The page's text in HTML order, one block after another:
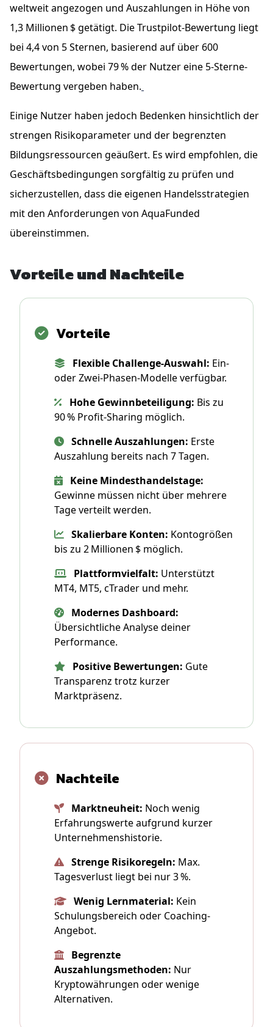
weltweit angezogen und Auszahlungen in Höhe von
1,3 Millionen $ getätigt. Die Trustpilot-Bewertung liegt
bei 4,4 von 5 Sternen, basierend auf über 600
Bewertungen, wobei 79 % der Nutzer eine 5-Sterne-
Bewertung vergeben haben.
Einige Nutzer haben jedoch Bedenken hinsichtlich der
strengen Risikoparameter und der begrenzten
Bildungsressourcen geäußert. Es wird empfohlen, die
Geschäftsbedingungen sorgfältig zu prüfen und
sicherzustellen, dass die eigenen Handelsstrategien
mit den Anforderungen von AquaFunded
übereinstimmen.
Vorteile und Nachteile
Vorteile
Flexible Challenge-Auswahl: Ein-
oder Zwei-Phasen-Modelle verfügbar.
Hohe Gewinnbeteiligung: Bis zu
90 % Profit-Sharing möglich.
Schnelle Auszahlungen: Erste
Auszahlung bereits nach 7 Tagen.
Keine Mindesthandelstage:
Gewinne müssen nicht über mehrere
Tage verteilt werden.
Skalierbare Konten: Kontogrößen
bis zu 2 Millionen $ möglich.
Plattformvielfalt: Unterstützt
MT4, MT5, cTrader und mehr.
Modernes Dashboard:
Übersichtliche Analyse deiner
Performance.
Positive Bewertungen: Gute
Transparenz trotz kurzer
Marktpräsenz.
Nachteile
Marktneuheit: Noch wenig
Erfahrungswerte aufgrund kurzer
Unternehmenshistorie.
Strenge Risikoregeln: Max.
Tagesverlust liegt bei nur 3 %.
Wenig Lernmaterial: Kein
Schulungsbereich oder Coaching-
Angebot.
Begrenzte
Auszahlungsmethoden: Nur
Kryptowährungen oder wenige
Alternativen.